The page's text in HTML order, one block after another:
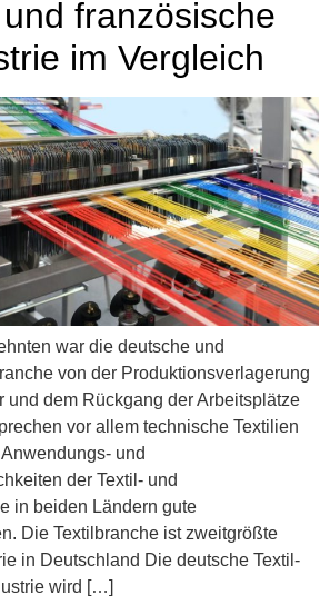
französische
im Vergleich
war die deutsche und
von der Produktionsverlagerung
und dem Rückgang der Arbeitsplätze
vor allem technische Textilien
und
der Textil- und
in beiden Ländern gute
Die Textilbranche ist zweitgrößte
in Deutschland Die deutsche Textil-
wird […]